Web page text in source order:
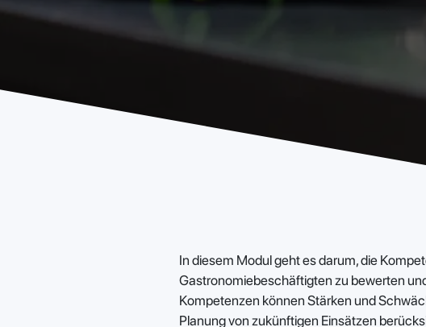
In diesem Modul geht es darum, die
Gastronomiebeschäftigten zu bewerten
Kompetenzen können Stärken und
Planung von zukünftigen Einsätzen